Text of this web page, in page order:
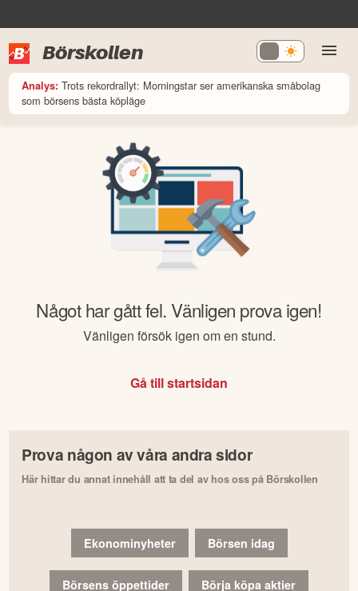
Börskollen
Analys: Trots rekordrallyt: Morningstar ser amerikanska småbolag
som börsens bästa köpläge
Något har gått fel. Vänligen prova igen!
Vänligen försök igen om en stund.
Gå till startsidan
Prova någon av våra andra sidor
Här hittar du annat innehåll att ta del av hos oss på Börskollen
Ekonominyheter Börsen idag
Börsens öppettider Börja köpa aktier